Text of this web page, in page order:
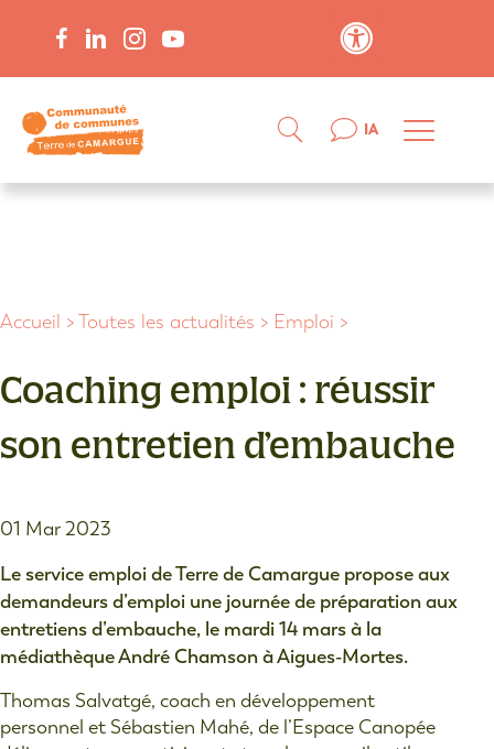
IA
Accueil >Toutes les actualités > Emploi >
Coaching emploi : réussir
son entretien d’embauche
01 Mar 2023
Le service emploi de Terre de Camargue propose aux
demandeurs d’emploi une journée de préparation aux
entretiens d’embauche, le mardi 14 mars à la
médiathèque André Chamson à Aigues-Mortes.
Thomas Salvatgé, coach en développement
personnel et Sébastien Mahé, de l’Espace Canopée